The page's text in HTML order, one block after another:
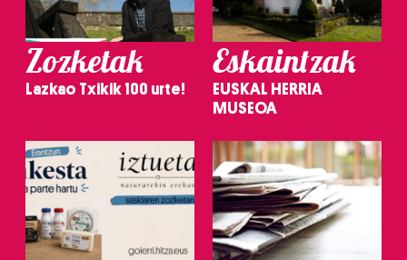
Zozketak
Lazkao Txikik 100 urte!
Eskaintzak
EUSKAL HERRIA
MUSEOA